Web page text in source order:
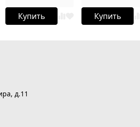
Купить Купить
д.11